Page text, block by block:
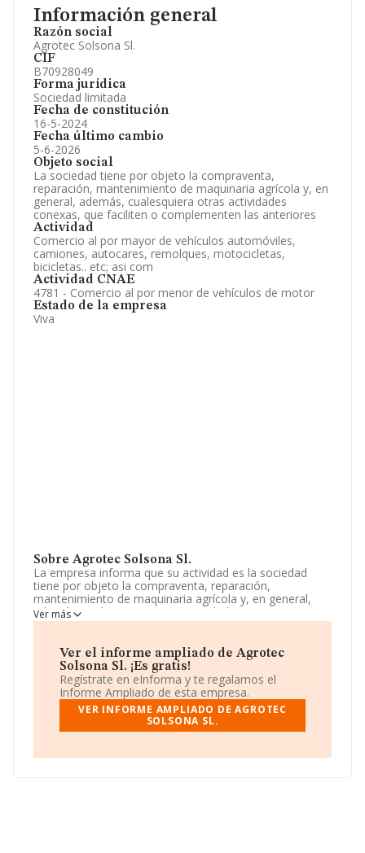
Información general
Razón social
Agrotec Solsona Sl.
CIF
B70928049
Forma jurídica
Sociedad limitada
Fecha de constitución
16-5-2024
Fecha último cambio
5-6-2026
Objeto social
La sociedad tiene por objeto la compraventa,
reparación, mantenimiento de maquinaria agrícola y, en
general, además, cualesquiera otras actividades
conexas, que faciliten o complementen las anteriores
Actividad
Comercio al por mayor de vehículos automóviles,
camiones, autocares, remolques, motocicletas,
bicicletas.. etc; asi com
Actividad CNAE
4781 - Comercio al por menor de vehículos de motor
Estado de la empresa
Viva
Sobre Agrotec Solsona Sl.
La empresa informa que su actividad es la sociedad
tiene por objeto la compraventa, reparación,
mantenimiento de maquinaria agrícola y, en general,
además, cualesquiera otras actividades conexas, que
faciliten o complementen las anteriores. La empresa
actividad CNAE como 'Comercio al por menor de
productos alimenticios, bebidas y tabaco en puestos de
venta y en mercadillos', código 4781. La sociedad es
importadora.
La dirección de correo es
administración@agrotecsolsona.com. La web es
Ver más
Ver el informe ampliado de Agrotec
Solsona Sl. ¡Es gratis!
Regístrate en eInforma y te regalamos el
Informe Ampliado de esta empresa.
VER INFORME AMPLIADO DE AGROTEC
SOLSONA SL.
Información oficial y registral complementaria.